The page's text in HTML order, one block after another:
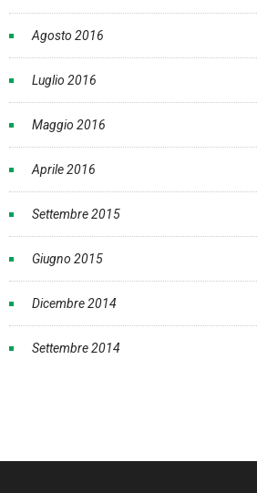
Agosto 2016
Luglio 2016
Maggio 2016
Aprile 2016
Settembre 2015
Giugno 2015
Dicembre 2014
Settembre 2014